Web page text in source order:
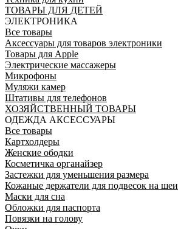
ТОВАРЫ ДЛЯ ДЕТЕЙ
ЭЛЕКТРОНИКА
Все товары
Аксессуары для товаров электроники
Товары для Apple
Электрические массажеры
Микрофоны
Муляжи камер
Штативы для телефонов
ХОЗЯЙСТВЕННЫЙ ТОВАРЫ
ОДЕЖДА АКСЕССУАРЫ
Все товары
Картхолдеры
Женские ободки
Косметичка органайзер
Застежки для уменьшения размера
Кожаные держатели для подвесок на шеи
Маски для сна
Обложки для паспорта
Повязки на голову